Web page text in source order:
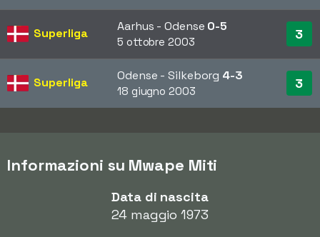
Superliga Aarhus - Odense 0-5
5 ottobre 2003 3
Superliga Odense - Silkeborg 4-3
18 giugno 2003 3
Informazioni su Mwape Miti
Data di nascita
24 maggio 1973